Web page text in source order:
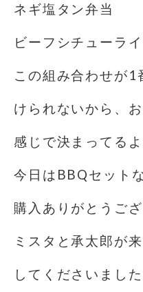
ネギ塩タン弁当
ビーフシチューライ
この組み合わせが1
けられないから、
感じで決まってる
今日はBBQセット
購入ありがとうご
ミスタと承太郎が
してくださいまし